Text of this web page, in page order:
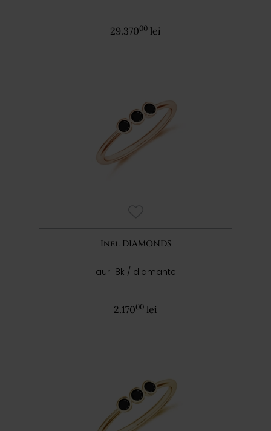
29.37000 lei
Inel DIAMONDS
aur 18k / diamante
2.17000 lei